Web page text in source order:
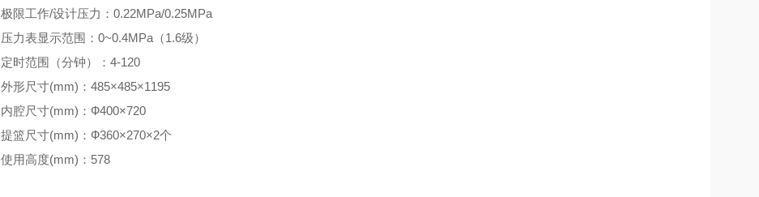
极限工作/设计压力：0.22MPa/0.25MPa
压力表显示范围：0~0.4MPa（1.6级）
定时范围（分钟）：4-120
外形尺寸(mm)：485×485×1195
内腔尺寸(mm)：Ф400×720
提篮尺寸(mm)：Ф360×270×2个
使用高度(mm)：578